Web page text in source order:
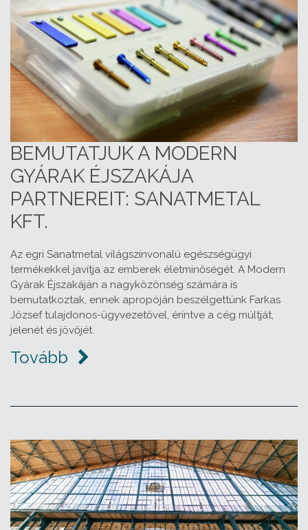
BEMUTATJUK A MODERN
GYÁRAK ÉJSZAKÁJA
PARTNEREIT: SANATMETAL
KFT.
Az egri Sanatmetal világszínvonalú egészségügyi
termékekkel javítja az emberek életminőségét. A Modern
Gyárak Éjszakáján a nagyközönség számára is
bemutatkoztak, ennek apropóján beszélgettünk Farkas
József tulajdonos-ügyvezetővel, érintve a cég múltját,
jelenét és jövőjét.
Tovább